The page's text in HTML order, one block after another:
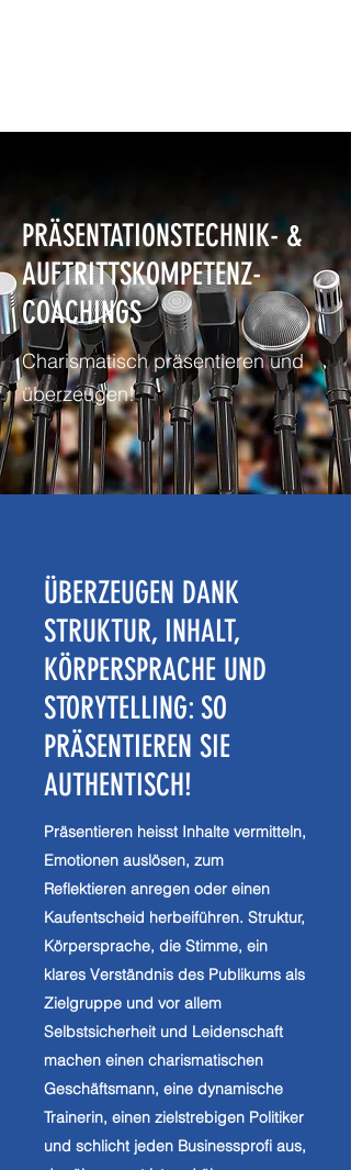
PRÄSENTATIONSTECHNIK- &
AUFTRITTSKOMPETENZ-
COACHINGS
Charismatisch präsentieren und
überzeugen!
ÜBERZEUGEN DANK
STRUKTUR, INHALT,
KÖRPERSPRACHE UND
STORYTELLING: SO
PRÄSENTIEREN SIE
AUTHENTISCH!
Präsentieren heisst Inhalte vermitteln,
Emotionen auslösen, zum
Reflektieren anregen oder einen
Kaufentscheid herbeiführen. Struktur,
Körpersprache, die Stimme, ein
klares Verständnis des Publikums als
Zielgruppe und vor allem
Selbstsicherheit und Leidenschaft
machen einen charismatischen
Geschäftsmann, eine dynamische
Trainerin, einen zielstrebigen Politiker
und schlicht jeden Businessprofi aus,